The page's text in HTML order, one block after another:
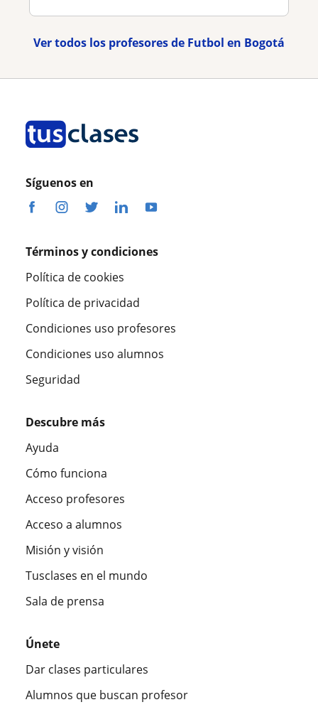
Ver todos los profesores de Futbol en Bogotá
Síguenos en
Términos y condiciones
Política de cookies
Política de privacidad
Condiciones uso profesores
Condiciones uso alumnos
Seguridad
Descubre más
Ayuda
Cómo funciona
Acceso profesores
Acceso a alumnos
Misión y visión
Tusclases en el mundo
Sala de prensa
Únete
Dar clases particulares
Alumnos que buscan profesor